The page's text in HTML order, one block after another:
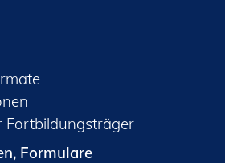
Fortbildungsträger
Formulare